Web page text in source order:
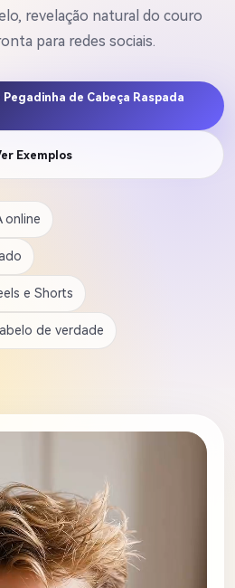
revelação natural do couro
para redes sociais.
de Cabeça Raspada
Exemplos
online
e Shorts
de verdade